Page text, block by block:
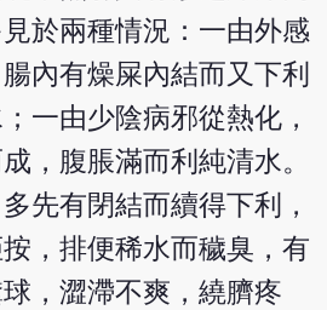
於兩種情況：一由外感
內有燥屎內結而又下利
一由少陰病邪從熱化，
，腹脹滿而利純清水。
先有閉結而續得下利，
，排便稀水而穢臭，有
，澀滯不爽，繞臍疼